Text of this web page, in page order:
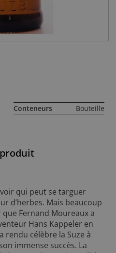
qui peut se targuer
d’herbes. Mais beaucoup
Fernand Moureaux a
Hans Kappeler en
rendu célèbre la Suze à
immense succès. La
Conteneurs Bouteille